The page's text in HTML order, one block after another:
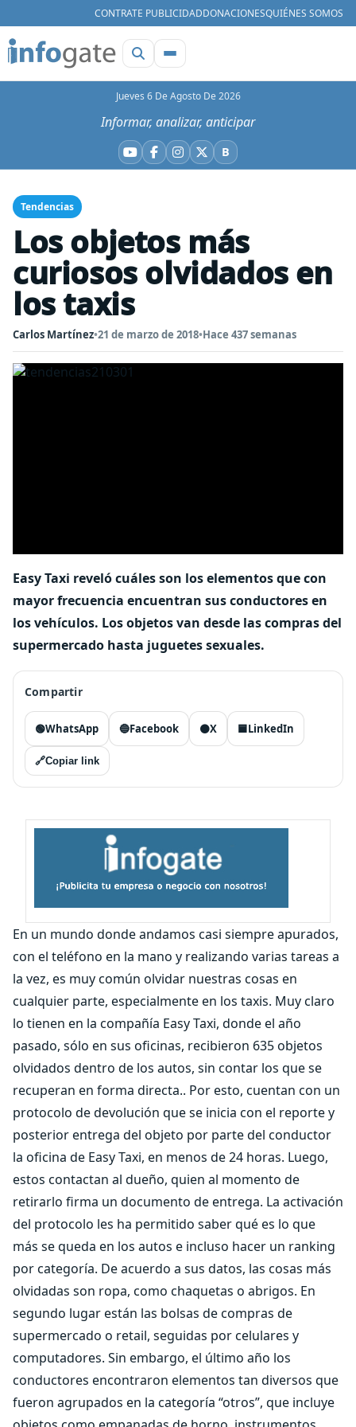
CONTRATE PUBLICIDADDONACIONESQUIÉNES SOMOS
Jueves 6 De Agosto De 2026
Informar, analizar, anticipar
YouTube
Facebook
Instagram
X BBluesky
Tendencias
Los objetos más
curiosos olvidados en
los taxis
Carlos Martínez•21 de marzo de 2018•Hace 437 semanas
Easy Taxi reveló cuáles son los elementos que con
mayor frecuencia encuentran sus conductores en
los vehículos. Los objetos van desde las compras del
supermercado hasta juguetes sexuales.
Compartir
🟢WhatsApp 🔵Facebook ⚫X 🟦LinkedIn
🔗Copiar link
En un mundo donde andamos casi siempre apurados,
con el teléfono en la mano y realizando varias tareas a
la vez, es muy común olvidar nuestras cosas en
cualquier parte, especialmente en los taxis. Muy claro
lo tienen en la compañía Easy Taxi, donde el año
pasado, sólo en sus oficinas, recibieron 635 objetos
olvidados dentro de los autos, sin contar los que se
recuperan en forma directa.. Por esto, cuentan con un
protocolo de devolución que se inicia con el reporte y
posterior entrega del objeto por parte del conductor
la oficina de Easy Taxi, en menos de 24 horas. Luego,
estos contactan al dueño, quien al momento de
retirarlo firma un documento de entrega. La activación
del protocolo les ha permitido saber qué es lo que
más se queda en los autos e incluso hacer un ranking
por categoría. De acuerdo a sus datos, las cosas más
olvidadas son ropa, como chaquetas o abrigos. En
segundo lugar están las bolsas de compras de
supermercado o retail, seguidas por celulares y
computadores. Sin embargo, el último año los
conductores encontraron elementos tan diversos que
fueron agrupados en la categoría “otros”, que incluye